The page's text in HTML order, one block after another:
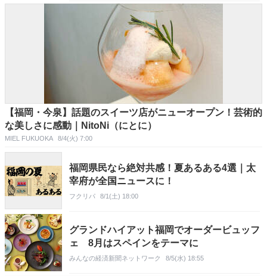
【福岡・今泉】話題のスイーツ店がニューオープン！芸術的
な美しさに感動｜NitoNi（にとに）
MIEL FUKUOKA 8/4(火) 7:00
福岡県民なら絶対共感！夏あるある4選｜太
宰府が全国ニュースに！
フクリパ 8/1(土) 18:00
グランドハイアット福岡でオーダービュッフ
ェ 8月はスペインをテーマに
みんなの経済新聞ネットワーク 8/5(水) 18:55